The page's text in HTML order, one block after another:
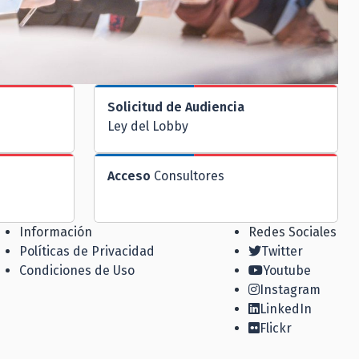
Solicitud de Audiencia
Ley del Lobby
Acceso Consultores
Información
Políticas de Privacidad
Condiciones de Uso
Redes Sociales
Twitter
Youtube
Instagram
LinkedIn
Flickr